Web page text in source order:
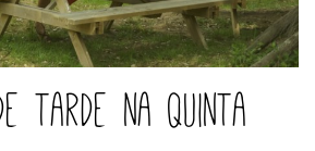
tarde na Quinta